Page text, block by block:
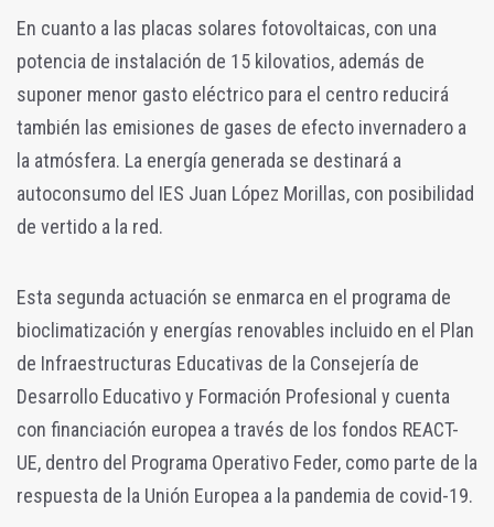
En cuanto a las placas solares fotovoltaicas, con una
potencia de instalación de 15 kilovatios, además de
suponer menor gasto eléctrico para el centro reducirá
también las emisiones de gases de efecto invernadero a
la atmósfera. La energía generada se destinará a
autoconsumo del IES Juan López Morillas, con posibilidad
de vertido a la red.
Esta segunda actuación se enmarca en el programa de
bioclimatización y energías renovables incluido en el Plan
de Infraestructuras Educativas de la Consejería de
Desarrollo Educativo y Formación Profesional y cuenta
con financiación europea a través de los fondos REACT-
UE, dentro del Programa Operativo Feder, como parte de la
respuesta de la Unión Europea a la pandemia de covid-19.